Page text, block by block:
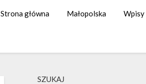
Strona główna Małopolska Wpisy
SZUKAJ